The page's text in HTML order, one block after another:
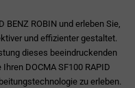
BENZ ROBIN und erleben Sie,
und effizienter gestaltet.
dieses beeindruckenden
DOCMA SF100 RAPID
zu erleben.